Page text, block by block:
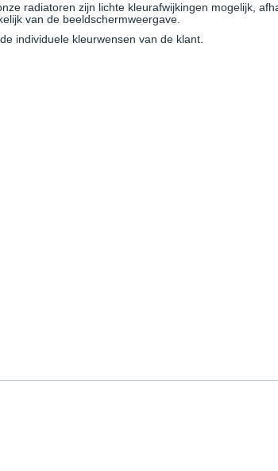
radiatoren zijn lichte kleurafwijkingen mogelijk,
van de beeldschermweergave.
individuele kleurwensen van de klant.